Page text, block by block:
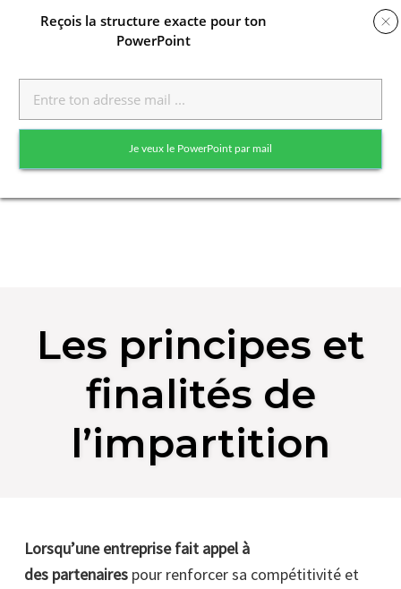
contentLes principes et
finalités de
l’impartition
Lorsqu’une entreprise fait appel à
des partenaires pour renforcer sa compétitivité et
Reçois la structure exacte pour ton
PowerPoint
Je veux le PowerPoint par mail